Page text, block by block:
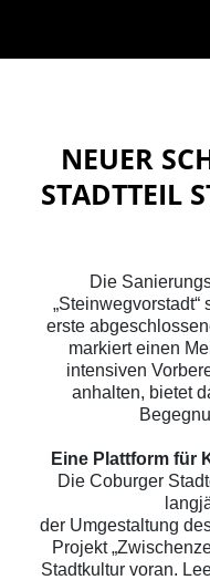
NEUER
STADTTEIL
Die
erste
markiert einen
intensiven
anhalten, bietet
Eine Plattform für
Die Coburger
der Umgestaltung
Projekt
Stadtkultur voran.